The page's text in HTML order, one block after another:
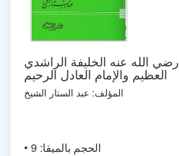
رضي الله عنه الخليفة الراشدي
العظيم والإمام العادل الرحيم
المؤلف: عبد الستار الشيخ
• الحجم بالميقا: 9